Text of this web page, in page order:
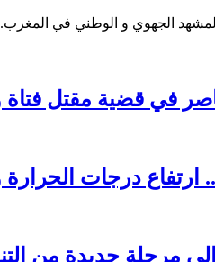
الجهوي و الوطني في المغرب.